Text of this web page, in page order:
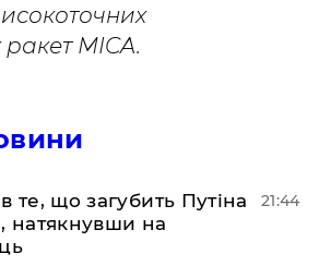
MICA.
те, що загубить Путіна
натякнувши на
21:44